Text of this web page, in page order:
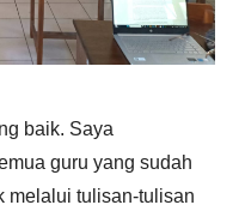
baik. Saya
guru yang sudah
melalui tulisan-tulisan